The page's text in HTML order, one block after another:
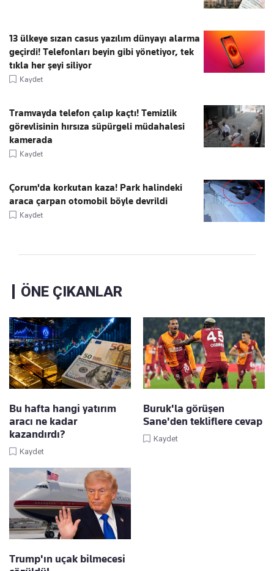
13 ülkeye sızan casus yazılım dünyayı alarma
geçirdi! Telefonları beyin gibi yönetiyor, tek
tıkla her şeyi siliyor
Kaydet
Tramvayda telefon çalıp kaçtı! Temizlik
görevlisinin hırsıza süpürgeli müdahalesi
kamerada
Kaydet
Çorum'da korkutan kaza! Park halindeki
araca çarpan otomobil böyle devrildi
Kaydet
ÖNE ÇIKANLAR
Bu hafta hangi yatırım
aracı ne kadar
kazandırdı?
Kaydet
Buruk'la görüşen
Sane'den tekliflere cevap
Kaydet
Trump'ın uçak bilmecesi